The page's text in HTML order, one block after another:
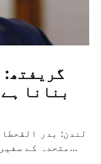
گریفتھ:
بنانا
لندن: بدر
متحدہ کے